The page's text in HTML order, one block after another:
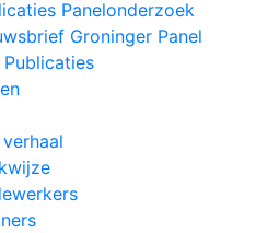
Panelonderzoek
Groninger Panel
Publicaties
verhaal